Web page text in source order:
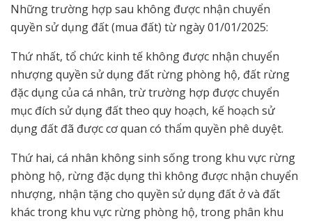
Những trường hợp sau không được nhận chuyển
quyền sử dụng đất (mua đất) từ ngày 01/01/2025:
Thứ nhất, tổ chức kinh tế không được nhận chuyển
nhượng quyền sử dụng đất rừng phòng hộ, đất rừng
đặc dụng của cá nhân, trừ trường hợp được chuyển
mục đích sử dụng đất theo quy hoạch, kế hoạch sử
dụng đất đã được cơ quan có thẩm quyền phê duyệt.
Thứ hai, cá nhân không sinh sống trong khu vực rừng
phòng hộ, rừng đặc dụng thì không được nhận chuyển
nhượng, nhận tặng cho quyền sử dụng đất ở và đất
khác trong khu vực rừng phòng hộ, trong phân khu